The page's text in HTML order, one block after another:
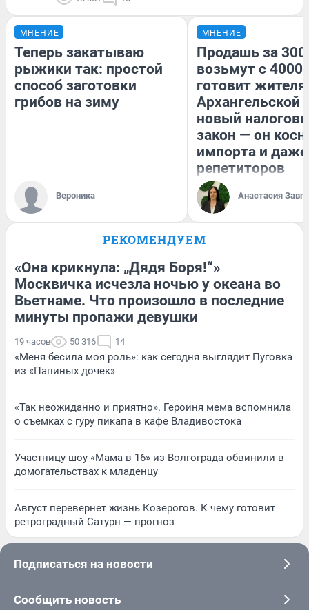
МНЕНИЕ
Теперь закатываю
рыжики так: простой
способ заготовки
грибов на зиму
Вероника
МНЕНИЕ
Продашь за
возьмут с
готовит
Архангельской
новый
закон — он
импорта и даже
репетиторов
Анастасия
РЕКОМЕНДУЕМ
«Она крикнула: „Дядя Боря!“»
Москвичка исчезла ночью у океана во
Вьетнаме. Что произошло в последние
минуты пропажи девушки
19 часов 50 316 14
«Меня бесила моя роль»: как сегодня выглядит Пуговка
из «Папиных дочек»
«Так неожиданно и приятно». Героиня мема вспомнила
о съемках с гуру пикапа в кафе Владивостока
Участницу шоу «Мама в 16» из Волгограда обвинили в
домогательствах к младенцу
Август перевернет жизнь Козерогов. К чему готовит
ретроградный Сатурн — прогноз
Подписаться на новости
Сообщить новость